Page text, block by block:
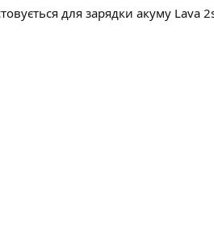
для зарядки акуму Lava